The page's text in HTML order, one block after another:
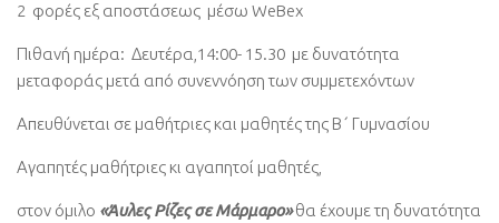
2 φορές εξ αποστάσεως μέσω WeBex
Πιθανή ημέρα: Δευτέρα,14:00- 15.30 με δυνατότητα
μεταφοράς μετά από συνεννόηση των συμμετεχόντων
Απευθύνεται σε μαθήτριες και μαθητές της Β΄ Γυμνασίου
Αγαπητές μαθήτριες κι αγαπητοί μαθητές,
στον όμιλο «Άυλες Ρίζες σε Μάρμαρο»θα έχουμε τη δυνατότητα